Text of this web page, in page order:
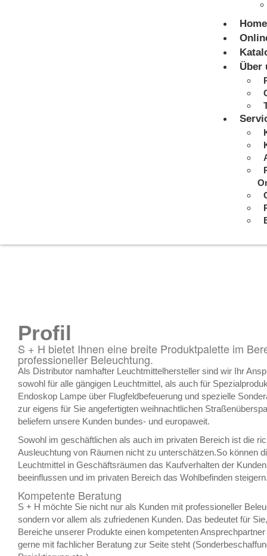
Home
Über
Profil
S + H bietet Ihnen eine breite Produktpalette im
professioneller Beleuchtung.
Als Distributor namhafter Leuchtmittelhersteller sind wir Ihr
sowohl für alle gängigen Leuchtmittel, als auch für
Endoskop Lampe über Flugfeldbefeuerung und spezielle
zur eigens für Sie angefertigten weihnachtlichen
beliefern unsere Kunden bundes- und europaweit.
Sowohl im geschäftlichen als auch im privaten Bereich ist die
Ausleuchtung von Räumen nicht zu unterschätzen.So können
Leuchtmittel in Geschäftsräumen das Kaufverhalten der
beeinflussen und im privaten Bereich das Wohlbefinden steigern.
Kompetente Beratung
S + H möchte Sie nicht nur als Kunden mit professioneller
sondern vor allem als zufriedenen Kunden. Das bedeutet für
Bereiche unserer Produkte einen kompetenten
gerne mit fachlicher Beratung zur Seite steht